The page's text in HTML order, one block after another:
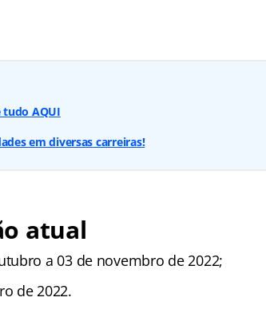
tudo AQUI
em diversas carreiras!
atual
a 03 de novembro de 2022;
de 2022.